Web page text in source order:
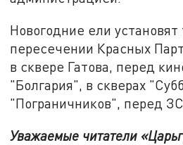
Новогодние ели
пересечении Красных
в сквере Гатова, перед
"Болгария", в скверах
"Пограничников", перед
Уважаемые читатели